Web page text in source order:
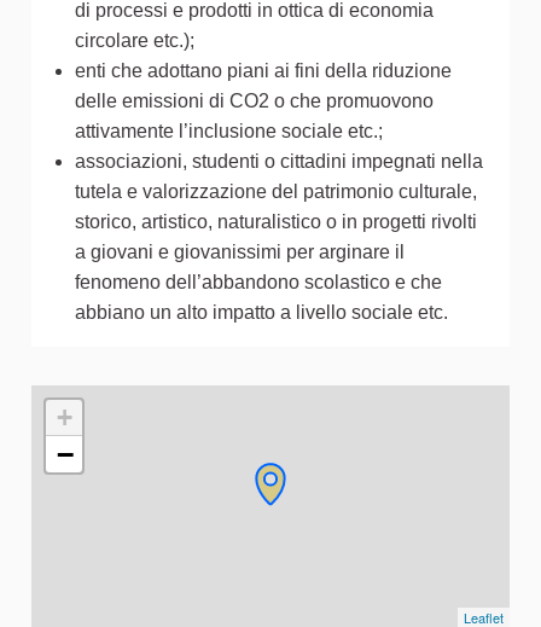
di processi e prodotti in ottica di economia
circolare etc.);
enti che adottano piani ai fini della riduzione
delle emissioni di CO2 o che promuovono
attivamente l’inclusione sociale etc.;
associazioni, studenti o cittadini impegnati nella
tutela e valorizzazione del patrimonio culturale,
storico, artistico, naturalistico o in progetti rivolti
a giovani e giovanissimi per arginare il
fenomeno dell’abbandono scolastico e che
abbiano un alto impatto a livello sociale etc.
L'elemento seguente è una mappa che presenta gli
+
−
Leaflet